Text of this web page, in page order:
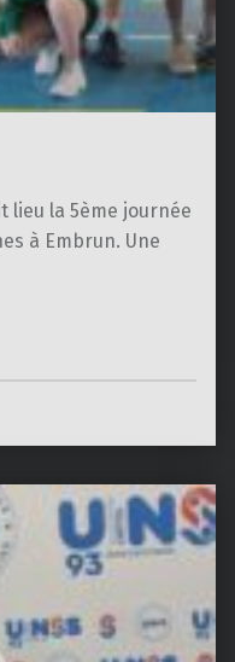
lieu la 5ème journée
à Embrun. Une